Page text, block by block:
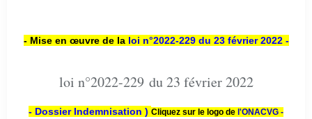
- Mise en œuvre de la loi n°2022-229 du 23 février 2022 -
loi n°2022-229 du 23 février 2022
- Dossier Indemnisation ) Cliquez sur le logo de l'ONACVG -